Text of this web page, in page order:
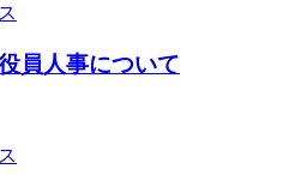
員人事について